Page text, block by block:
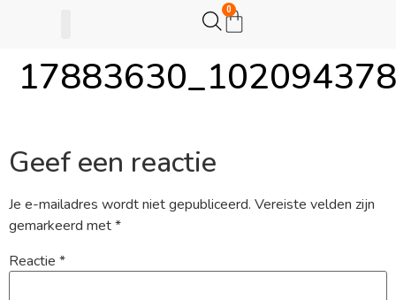
0
Geef een reactie
Je e-mailadres wordt niet gepubliceerd. Vereiste velden zijn
gemarkeerd met*
Reactie *